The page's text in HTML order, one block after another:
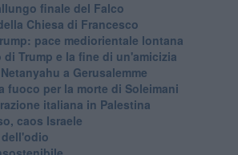
finale del Falco
Chiesa di Francesco
pace mediorientale lontana
Trump e la fine di un'amicizia
a Gerusalemme
fuoco per la morte di Soleimani
italiana in Palestina
caos Israele